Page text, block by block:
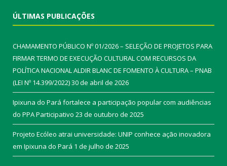
ÚLTIMAS PUBLICAÇÕES
CHAMAMENTO PÚBLICO Nº 01/2026 – SELEÇÃO DE PROJETOS PARA
FIRMAR TERMO DE EXECUÇÃO CULTURAL COM RECURSOS DA
POLÍTICA NACIONAL ALDIR BLANC DE FOMENTO À CULTURA – PNAB
(LEI Nº 14.399/2022)30 de abril de 2026
Ipixuna do Pará fortalece a participação popular com audiências
do PPA Participativo 23 de outubro de 2025
Projeto Ecóleo atrai universidade: UNIP conhece ação inovadora
em Ipixuna do Pará 1 de julho de 2025